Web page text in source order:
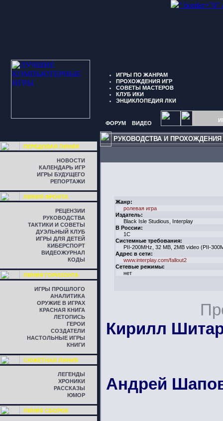
" border="0"
ИГРЫ ПО ЖАНРАМ
ПРОХОЖДЕНИЯ ИГР
СОВЕТЫ МАСТЕРОВ
КЛУБ ИКИ
ЭНЦИКЛОПЕДИЯ ЛКИ
ФОРУМ ВИДЕО
ПЕРЕДОВАЯ ЛИНИЯ
НОВОСТИ
КАЛЕНДАРЬ ИГР
ИГРЫ БУДУЩЕГО
РЕПОРТАЖИ
ЛИНИЯ ФРОНТА
РЕЦЕНЗИИ
РУКОВОДСТВА
ТАКТИКИ И СОВЕТЫ
ДУЭЛЬНЫЙ КЛУБ
ИГРЫ ДЛЯ ДЕТЕЙ
КИБЕРСПОРТ
ВИДЕОЖУРНАЛ
КОДЫ
ЛИНИЯ ГОРИЗОНТА
ИГРЫ ПРОШЛОГО
АНАЛИТИКА
ОРУЖИЕ В ИГРАХ
КРАСНАЯ КНИГА
ЛЕТОПИСЬ
ГЕРОИ
СОЗДАТЕЛИ
НАСТОЛЬНЫЕ ИГРЫ
КНИГИ
СЮЖЕТНАЯ ЛИНИЯ
ЛЕГЕНДЫ
ХРОНИКИ
РАССКАЗЫ
ЮМОР
ЛИНИЯ СБОРКИ
РУКОВОДСТВА И ПРОХОЖДЕНИЯ
Жанр:
ролевая игра
Издатель:
Black Isle Studious, Interplay
В России:
1C
Системные требования:
PII-200MHz, 32 MB, 2MB video (PII-
Адрес в сети:
www.interplay.com/fallout2
Сетевые режимы:
нет
Кирилл
Андрей